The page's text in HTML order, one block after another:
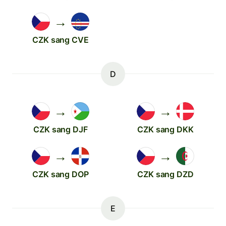
→
CZK sang CVE
D
→
CZK sang DJF
→
CZK sang DKK
→
CZK sang DOP
→
CZK sang DZD
E